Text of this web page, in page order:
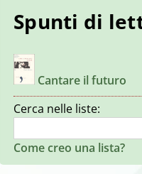
Spunti di
Cantare il futuro
Cerca nelle liste:
Come creo una lista?